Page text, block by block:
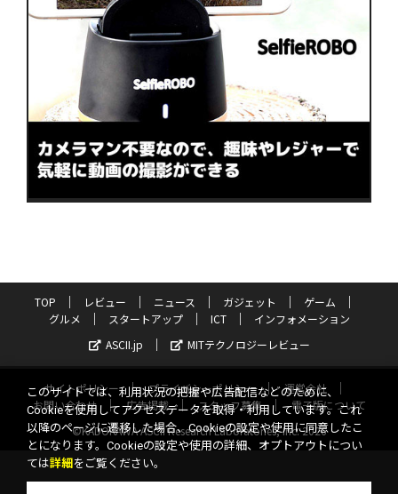
TOP レビュー ニュース ガジェット
ゲーム
グルメ
スタートアップ ICT
インフォメーション
ASCII.jp
MITテクノロジーレビュー
サイトポリシー プライバシーポリシー
運営会社
お問い合わせ
広告掲載 スタッフ募集
電子版について
©KADOKAWA ASCII Research Laboratories, Inc. 2026
このサイトでは、利用状況の把握や広告配信などのために、
Cookieを使用してアクセスデータを取得・利用しています。これ
以降のページに遷移した場合、Cookieの設定や使用に同意したこ
とになります。Cookieの設定や使用の詳細、オプトアウトについ
ては詳細 をご覧ください。